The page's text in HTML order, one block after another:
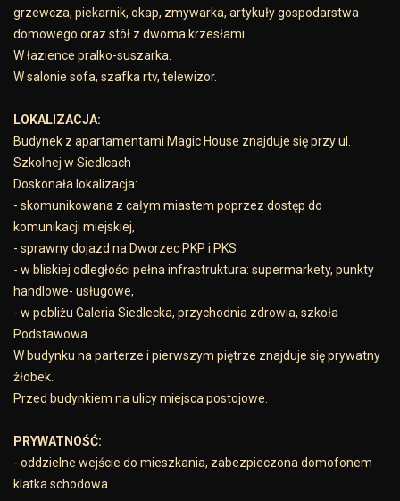
grzewcza, piekarnik, okap, zmywarka, artykuły gospodarstwa
domowego oraz stół z dwoma krzesłami.
W łazience pralko-suszarka.
W salonie sofa, szafka rtv, telewizor.
LOKALIZACJA:
Budynek z apartamentami Magic House znajduje się przy ul.
Szkolnej w Siedlcach
Doskonała lokalizacja:
- skomunikowana z całym miastem poprzez dostęp do
komunikacji miejskiej,
- sprawny dojazd na Dworzec PKP i PKS
- w bliskiej odległości pełna infrastruktura: supermarkety, punkty
handlowe- usługowe,
- w pobliżu Galeria Siedlecka, przychodnia zdrowia, szkoła
Podstawowa
W budynku na parterze i pierwszym piętrze znajduje się prywatny
żłobek.
Przed budynkiem na ulicy miejsca postojowe.
PRYWATNOŚĆ:
- oddzielne wejście do mieszkania, zabezpieczona domofonem
klatka schodowa